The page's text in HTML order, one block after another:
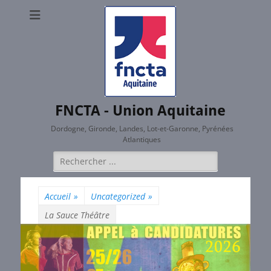
FNCTA - Union Aquitaine
Dordogne, Gironde, Landes, Lot-et-Garonne, Pyrénées
Atlantiques
Rechercher :
Accueil » Uncategorized »
La Sauce Théâtre